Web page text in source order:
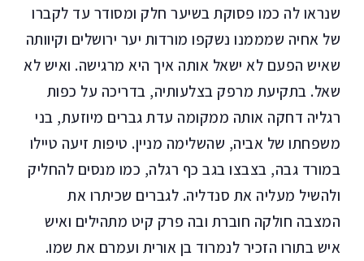
שנראו לה כמו פסוקת בשיער חלק ומסודר עד לקברו
של אחיה שמממנו נשקפו מורדות יער ירושלים וקיוותה
שאיש הפעם לא ישאל אותה איך היא מרגישה. ואיש לא
שאל. בתקיעת מרפק בצלעותיה, בדריכה על כפות
רגליה דחקה אותה ממקומה עדת גברים מיוזעת, בני
משפחתו של אביה, שהשלימה מניין. טיפות זיעה טיילו
במורד גבה, בצבצו בגב כף רגלה, כמו מנסים להחליק
ולהשיל מעליה את סנדליה. לגברים שכיתרו את
המצבה חולקה חוברת ובה פרק קיט מתהילים ואיש
איש בתורו הזכיר לנמרוד בן אורית ועמרם את שמו.